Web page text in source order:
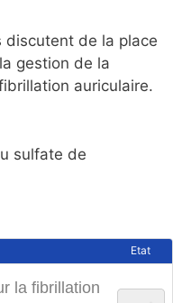
discutent de la place
gestion de la
auriculaire.
sulfate de
Etat
la fibrillation